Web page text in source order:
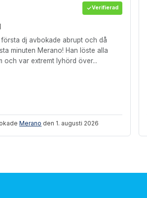
Verifierad
första dj avbokade abrupt och då
minuten Merano! Han löste alla
och var extremt lyhörd över...
Merano den 1. augusti 2026